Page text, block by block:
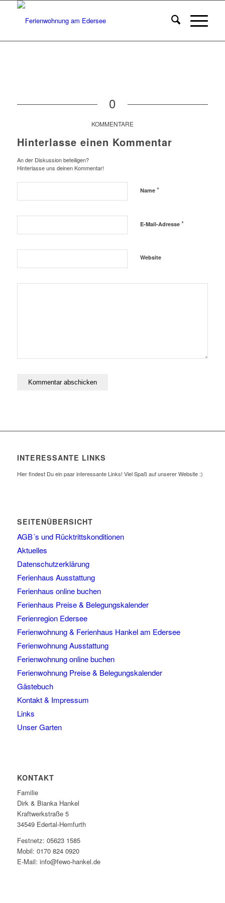
0
KOMMENTARE
Hinterlasse einen Kommentar
An der Diskussion beteiligen?
Hinterlasse uns deinen Kommentar!
Name *
E-Mail-Adresse *
Website
INTERESSANTE LINKS
Hier findest Du ein paar interessante Links! Viel Spaß auf unserer Website :)
SEITENÜBERSICHT
AGB´s und Rücktrittskonditionen
Aktuelles
Datenschutzerklärung
Ferienhaus Ausstattung
Ferienhaus online buchen
Ferienhaus Preise & Belegungskalender
Ferienregion Edersee
Ferienwohnung & Ferienhaus Hankel am Edersee
Ferienwohnung Ausstattung
Ferienwohnung online buchen
Ferienwohnung Preise & Belegungskalender
Gästebuch
Kontakt & Impressum
Links
Unser Garten
KONTAKT
Familie
Dirk & Bianka Hankel
Kraftwerkstraße 5
34549 Edertal-Hemfurth
Festnetz: 05623 1585
Mobil: 0170 824 0920
E-Mail: info@fewo-hankel.de